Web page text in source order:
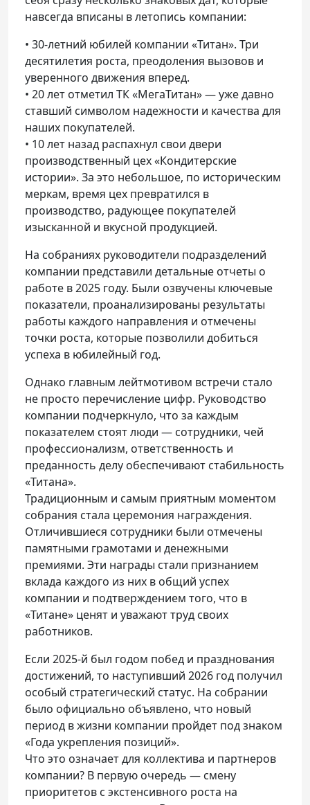
навсегда вписаны в летопись компании:
• 30-летний юбилей компании «Титан». Три
десятилетия роста, преодоления вызовов и
уверенного движения вперед.
• 20 лет отметил ТК «МегаТитан» — уже давно
ставший символом надежности и качества для
наших покупателей.
• 10 лет назад распахнул свои двери
производственный цех «Кондитерские
истории». За это небольшое, по историческим
меркам, время цех превратился в
производство, радующее покупателей
изысканной и вкусной продукцией.
На собраниях руководители подразделений
компании представили детальные отчеты о
работе в 2025 году. Были озвучены ключевые
показатели, проанализированы результаты
работы каждого направления и отмечены
точки роста, которые позволили добиться
успеха в юбилейный год.
Однако главным лейтмотивом встречи стало
не просто перечисление цифр. Руководство
компании подчеркнуло, что за каждым
показателем стоят люди — сотрудники, чей
профессионализм, ответственность и
преданность делу обеспечивают стабильность
«Титана».
Традиционным и самым приятным моментом
собрания стала церемония награждения.
Отличившиеся сотрудники были отмечены
памятными грамотами и денежными
премиями. Эти награды стали признанием
вклада каждого из них в общий успех
компании и подтверждением того, что в
«Титане» ценят и уважают труд своих
работников.
Если 2025-й был годом побед и празднования
достижений, то наступивший 2026 год получил
особый стратегический статус. На собрании
было официально объявлено, что новый
период в жизни компании пройдет под знаком
«Года укрепления позиций».
Что это означает для коллектива и партнеров
компании? В первую очередь — смену
приоритетов с экстенсивного роста на